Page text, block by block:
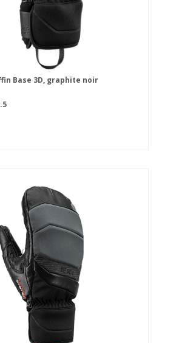
Base 3D, graphite noir